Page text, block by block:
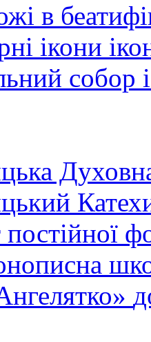
в
ікони
собор
постійної